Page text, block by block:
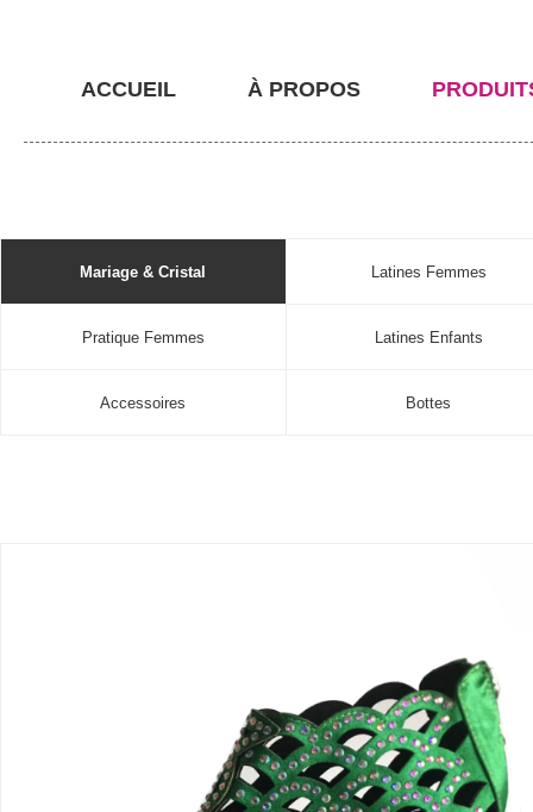
ACCUEIL À PROPOS
Mariage & Cristal Latines Femmes
Pratique Femmes Latines Enfants
Accessoires Bottes